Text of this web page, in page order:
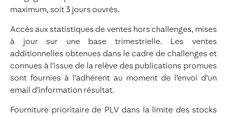
maximum, soit 3 jours ouvrés.
Accès aux statistiques de ventes hors challenges, mises
à jour sur une base trimestrielle. Les ventes
additionnelles obtenues dans le cadre de challenges et
connues à l’issue de la relève des publications promues
sont fournies à l’adhérent au moment de l’envoi d’un
email d’information résultat.
Fourniture prioritaire de PLV dans la limite des stocks